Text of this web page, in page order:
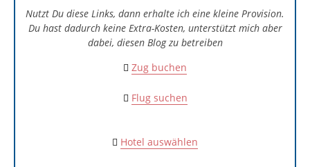
Flug suchen
Hotel auswählen
Touren und Attraktionen buchen
Reiseversicherung buchen